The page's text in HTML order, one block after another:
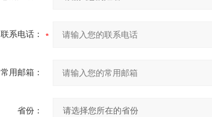
联系电话：
常用邮箱：
省份：